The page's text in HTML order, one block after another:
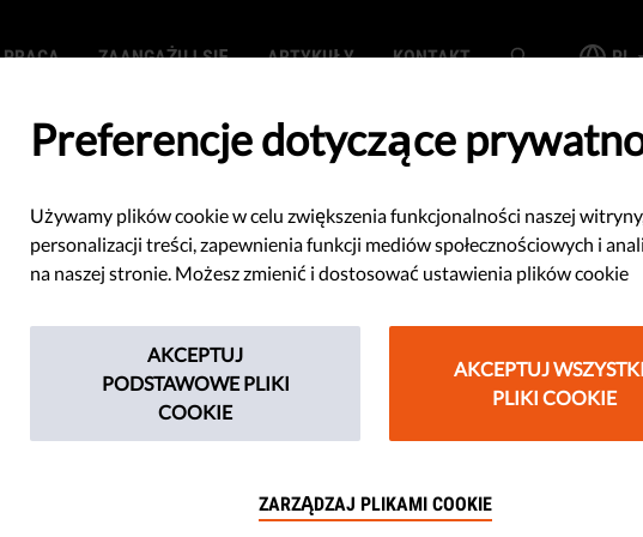
ZAANGAŻUJ SIĘ ARTYKUŁY KONTAKT PL
zajmujące się
przed
wykorzystaniem
Preferencje dotyczące
Używamy plików cookie w celu zwiększenia funkcjonalności naszej
personalizacji treści, zapewnienia funkcji mediów społecznościowych i
na naszej stronie. Możesz zmienić i dostosować ustawienia plików cookie
AKCEPTUJ
PODSTAWOWE PLIKI
COOKIE
AKCEPTUJ
PLIKI COOKIE
ZARZĄDZAJ PLIKAMI COOKIE